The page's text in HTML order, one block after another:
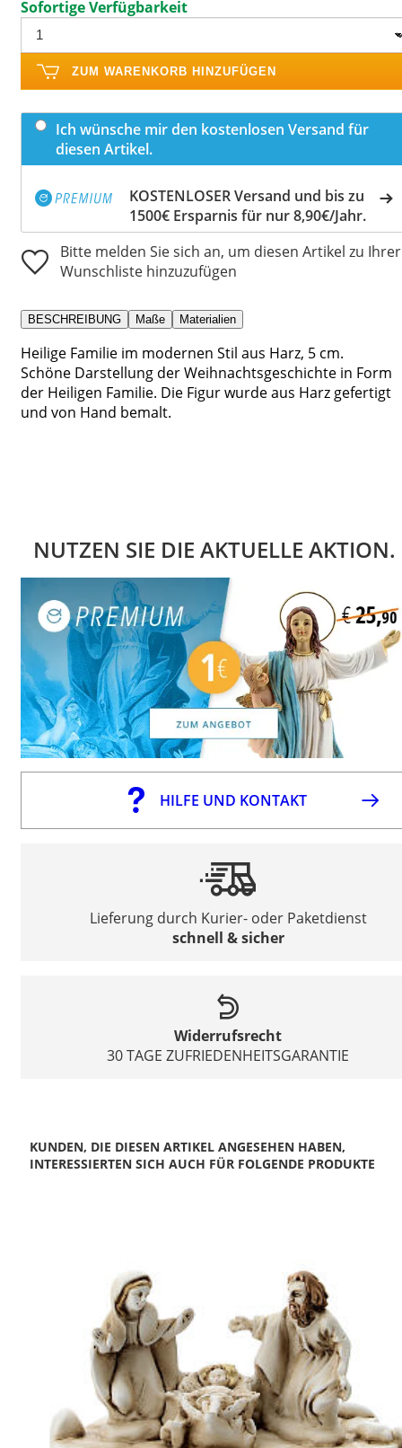
Sofortige Verfügbarkeit
ZUM WARENKORB HINZUFÜGEN
Ich wünsche mir den kostenlosen Versand für
diesen Artikel.
KOSTENLOSER Versand und bis zu
1500€ Ersparnis für nur 8,90€/Jahr.
Bitte melden Sie sich an, um diesen Artikel zu Ihrer
Wunschliste hinzuzufügen
BESCHREIBUNG Maße Materialien
Heilige Familie im modernen Stil aus Harz, 5 cm.
Schöne Darstellung der Weihnachtsgeschichte in Form
der Heiligen Familie. Die Figur wurde aus Harz gefertigt
und von Hand bemalt.
NUTZEN SIE DIE AKTUELLE AKTION.
HILFE UND KONTAKT
Lieferung durch Kurier- oder Paketdienst
schnell & sicher
Widerrufsrecht
30 TAGE ZUFRIEDENHEITSGARANTIE
KUNDEN, DIE DIESEN ARTIKEL ANGESEHEN HABEN,
INTERESSIERTEN SICH AUCH FÜR FOLGENDE PRODUKTE